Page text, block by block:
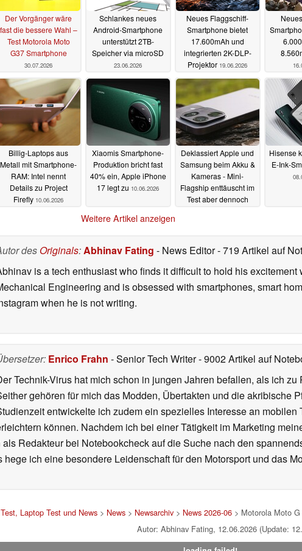
Der Vorgänger wäre
fast die bessere Wahl –
Test Motorola Moto
G37 Smartphone
30.07.2026
Schlankes neues
Android-Smartphone
unterstützt 2TB-
Speicher via microSD
23.06.2026
Neues Flaggschiff-
Smartphone bietet
17.600mAh und
integrierten 2K-DLP-
Projektor
Billig-Laptops aus
Metall mit Smartphone-
Xiaomis Smartphone-
40% ein, Apple iPhone
17 legt zu
Deklassiert Apple und
Samsung beim Akku &
09.06.2026
Weitere Artikel anzeigen
desOriginals:Abhinav Fating- News Editor- 719 Artikel auf
is a tech enthusiast who finds it difficult to hold his excitement
Mechanical Engineering and is obsessed with smartphones, smart
Enrico Frahn- Senior Tech Writer- 9002 Artikel auf
Technik-Virus hat mich schon in jungen Jahren befallen, als ich
gehören für mich das Modden, Übertakten und die akribische
entwickelte ich zudem ein spezielles Interesse an mobilen
können. Nachdem ich bei einer Tätigkeit im Marketing
als Redakteur bei Notebookcheck auf die Suche nach den